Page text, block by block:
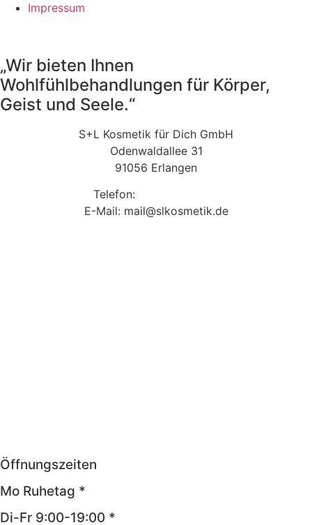
Impressum
„Wir bieten Ihnen
Wohlfühlbehandlungen für Körper,
Geist und Seele.“
S+L Kosmetik für Dich GmbH
Odenwaldallee 31
91056 Erlangen
Telefon:
E-Mail: mail@slkosmetik.de
Öffnungszeiten
Mo Ruhetag *
Di-Fr 9:00-19:00 *